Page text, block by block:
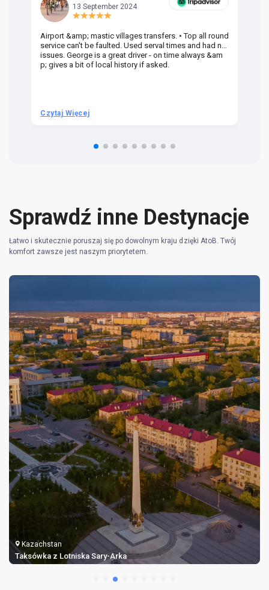
13 September 2024
Airport &amp; mastic villages transfers. • Top all round
service can't be faulted. Used serval times and had no
issues. George is a great driver - on time always &am
p; gives a bit of local history if asked.
Czytaj Więcej
Sprawdź inne Destynacje
Łatwo i skutecznie poruszaj się po dowolnym kraju dzięki AtoB. Twój
komfort zawsze jest naszym priorytetem.
Kazachstan
Taksówka z Lotniska Sary-Arka